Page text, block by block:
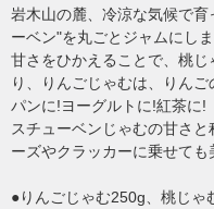
岩木山の麓、冷涼な気候で
ーベン"を丸ごとジャムにし
甘さをひかえることで、桃
り、りんごじゃむは、りんご
パンに!ヨーグルトに!紅茶に!
スチューベンじゃむの甘さ
ーズやクラッカーに乗せても
●りんごじゃむ250g、桃じゃ